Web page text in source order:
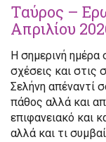
Ταύρος –
Απριλίου
Η σημερινή ημέρα
σχέσεις και στις
Σελήνη απέναντί
πάθος αλλά και
επιφανειακό και
αλλά και τι